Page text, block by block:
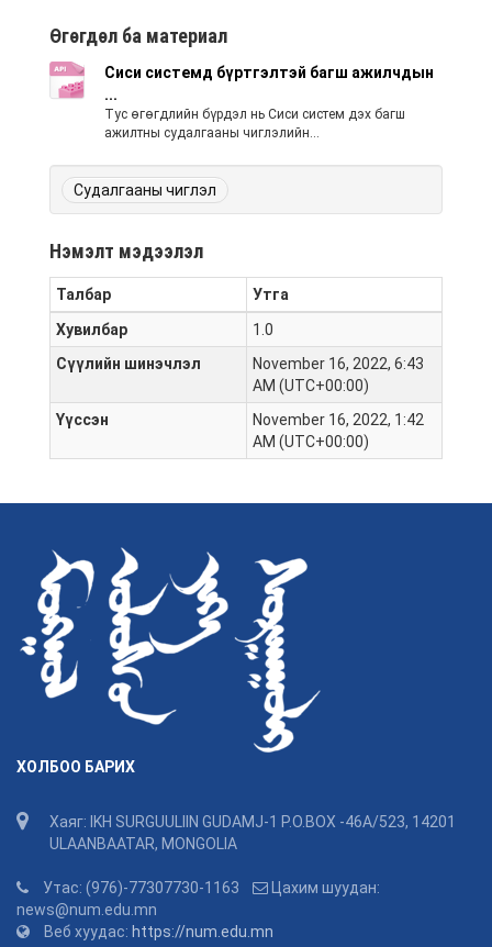
Өгөгдөл ба материал
Сиси системд бүртгэлтэй багш ажилчдын
...
Тус өгөгдлийн бүрдэл нь Сиси систем дэх багш
ажилтны судалгааны чиглэлийн...
Судалгааны чиглэл
Нэмэлт мэдээлэл
Талбар
Утга
Хувилбар
1.0
Сүүлийн шинэчлэл
November 16, 2022, 6:43
AM (UTC+00:00)
Үүссэн
November 16, 2022, 1:42
AM (UTC+00:00)
ХОЛБОО БАРИХ
Хаяг: IKH SURGUULIIN GUDAMJ-1 P.O.BOX -46A/523, 14201
ULAANBAATAR, MONGOLIA
Утас: (976)-77307730-1163
Цахим шуудан:
news@num.edu.mn
Веб хуудас: https://num.edu.mn